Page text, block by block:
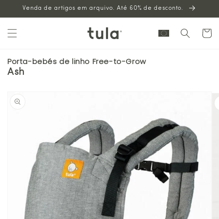
para o
Venda de artigos em arquivo. Até 60% de desconto.
Carrinho
Porta-bebés de linho Free-to-Grow
Ash
Saltar para
informação